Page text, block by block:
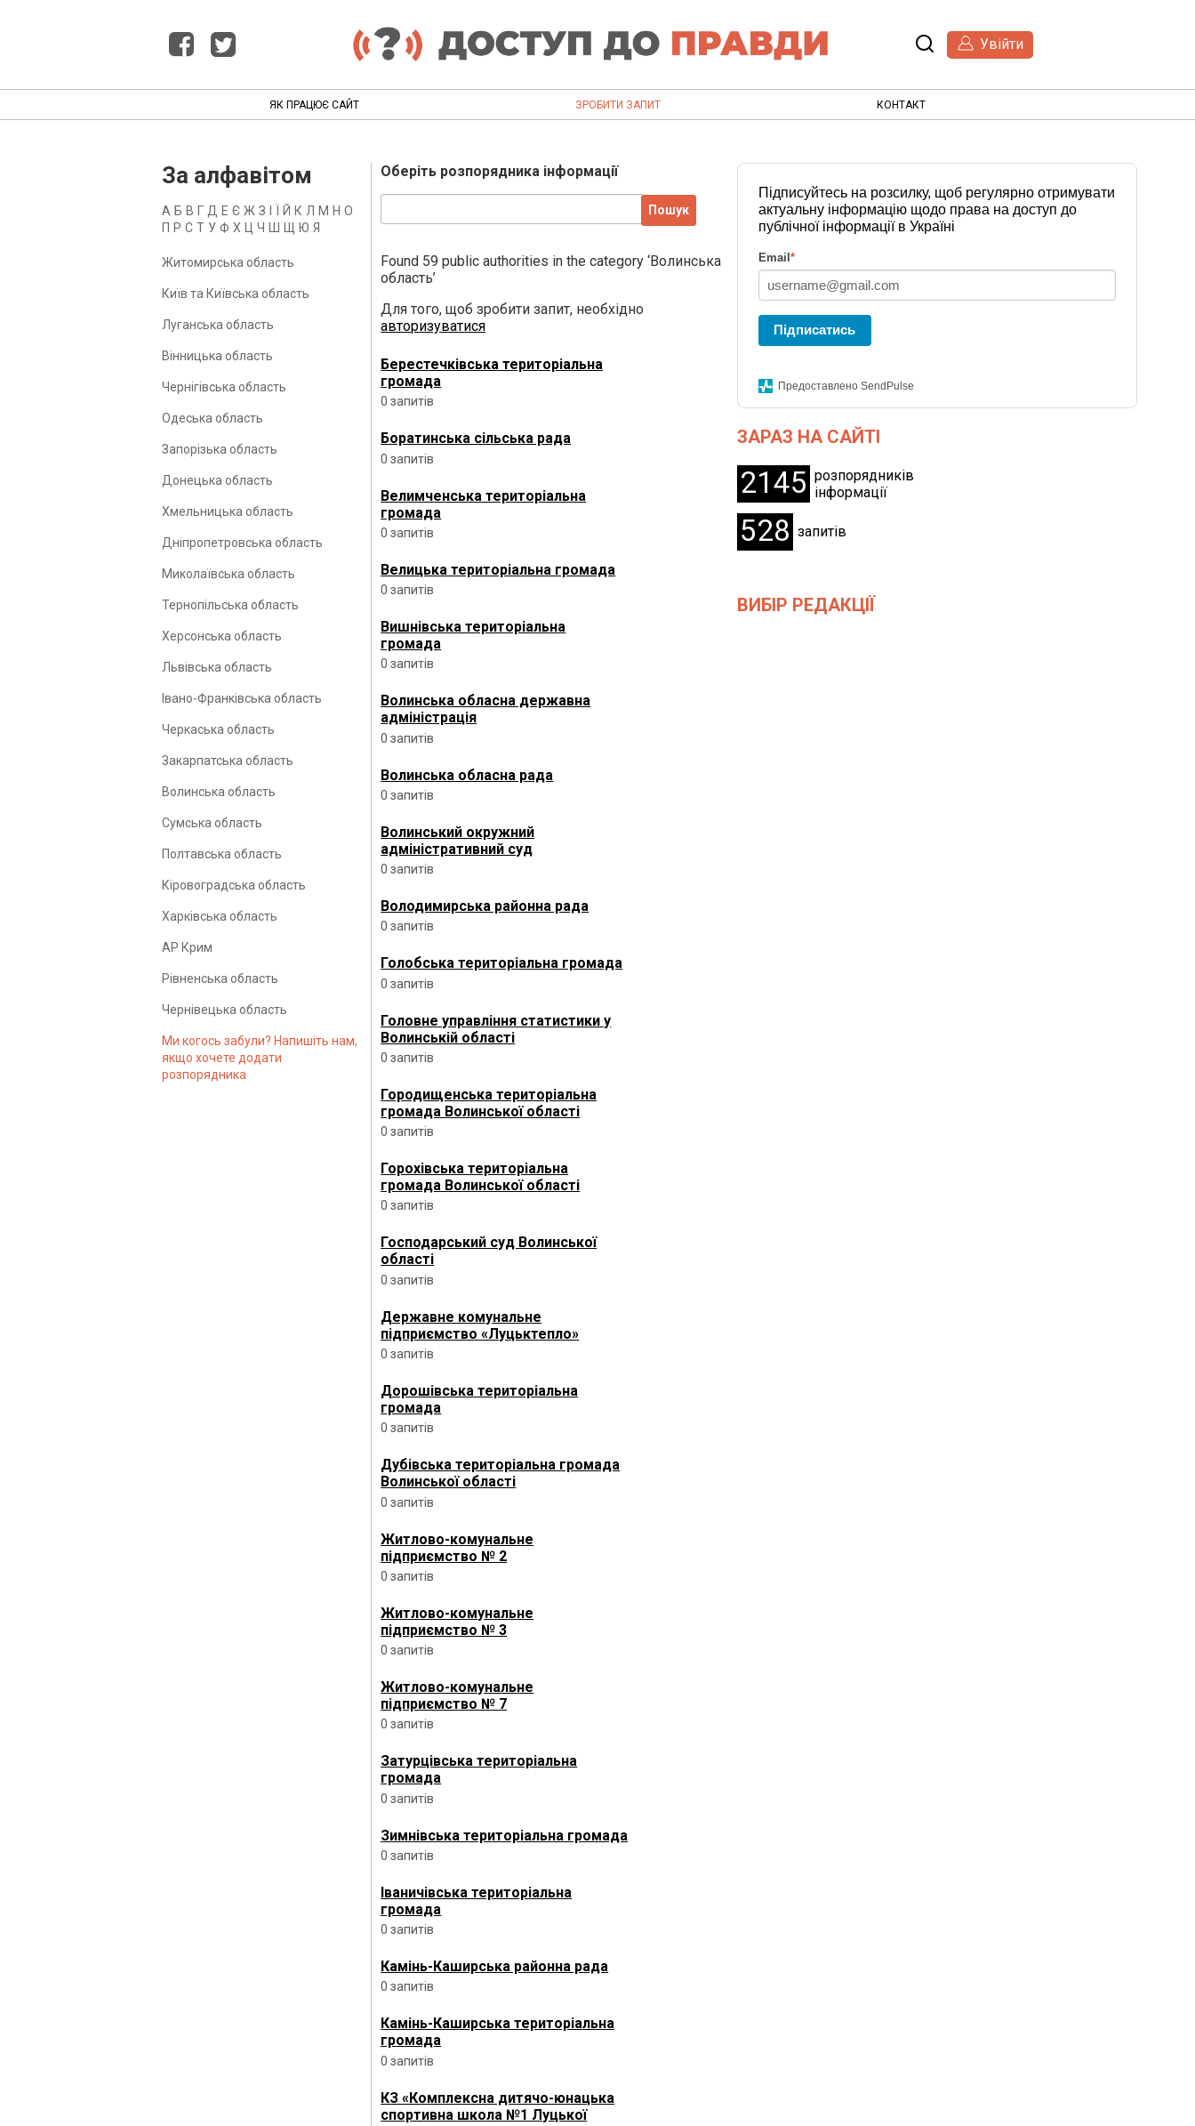
Увійти
ЯК ПРАЦЮЄ САЙТ ЗРОБИТИ ЗАПИТ КОНТАКТ
За алфавітом
А Б В Г Д Е Є Ж З Й К Л М Н О
П Р С Т У Ф Х Ц Ч Ю Я
Житомирська область
Київ та Київська область
Луганська область
Вінницька область
Чернігівська область
Одеська область
Запорізька область
Донецька область
Хмельницька область
Дніпропетровська область
Миколаївська область
Тернопільська область
Херсонська область
Львівська область
Івано-Франківська область
Черкаська область
Закарпатська область
Волинська область
Сумська область
Полтавська область
Кіровоградська область
Харківська область
АР Крим
Рівненська область
Чернівецька область
Ми когось забули? Напишіть нам,
якщо хочете додати
розпорядника
Оберіть розпорядника інформації
Found 59 public authorities in the category ‘Волинська
область’
Для того, щоб зробити запит, необхідно
авторизуватися
Берестечківська територіальна
громада
0 запитів
Боратинська сільська рада
0 запитів
Велимченська територіальна
громада
0 запитів
Велицька територіальна громада
0 запитів
Вишнівська територіальна
громада
0 запитів
Волинська обласна державна
адміністрація
0 запитів
Волинська обласна рада
0 запитів
Волинський окружний
адміністративний суд
0 запитів
Володимирська районна рада
0 запитів
Голобська територіальна громада
0 запитів
Головне управління статистики у
Волинській області
0 запитів
Городищенська територіальна
громада Волинської області
0 запитів
Горохівська територіальна
громада Волинської області
0 запитів
Господарський суд Волинської
області
0 запитів
Державне комунальне
підприємство «Луцьктепло»
0 запитів
Дорошівська територіальна
громада
0 запитів
Дубівська територіальна громада
Волинської області
0 запитів
Житлово-комунальне
підприємство № 2
0 запитів
Житлово-комунальне
підприємство № 3
0 запитів
Житлово-комунальне
підприємство № 7
0 запитів
Затурцівська територіальна
громада
0 запитів
Зимнівська територіальна громада
0 запитів
Іваничівська територіальна
громада
0 запитів
Камінь-Каширська районна рада
0 запитів
Камінь-Каширська територіальна
громада
0 запитів
КЗ «Комплексна дитячо-юнацька
спортивна школа №1 Луцької
Підписуйтесь на розсилку, щоб регулярно отримувати
актуальну інформацію щодо права на доступ до
публічної інформації в Україні
Email *
Підписатись
Предоставлено SendPulse
ЗАРАЗ НА САЙТІ
2145 розпорядників
інформації
528 запитів
ВИБІР РЕДАКЦІЇ